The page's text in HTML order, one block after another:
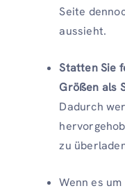
Seite
aussieht.
Statten Sie
Größen als
Dadurch
zu
Wenn es